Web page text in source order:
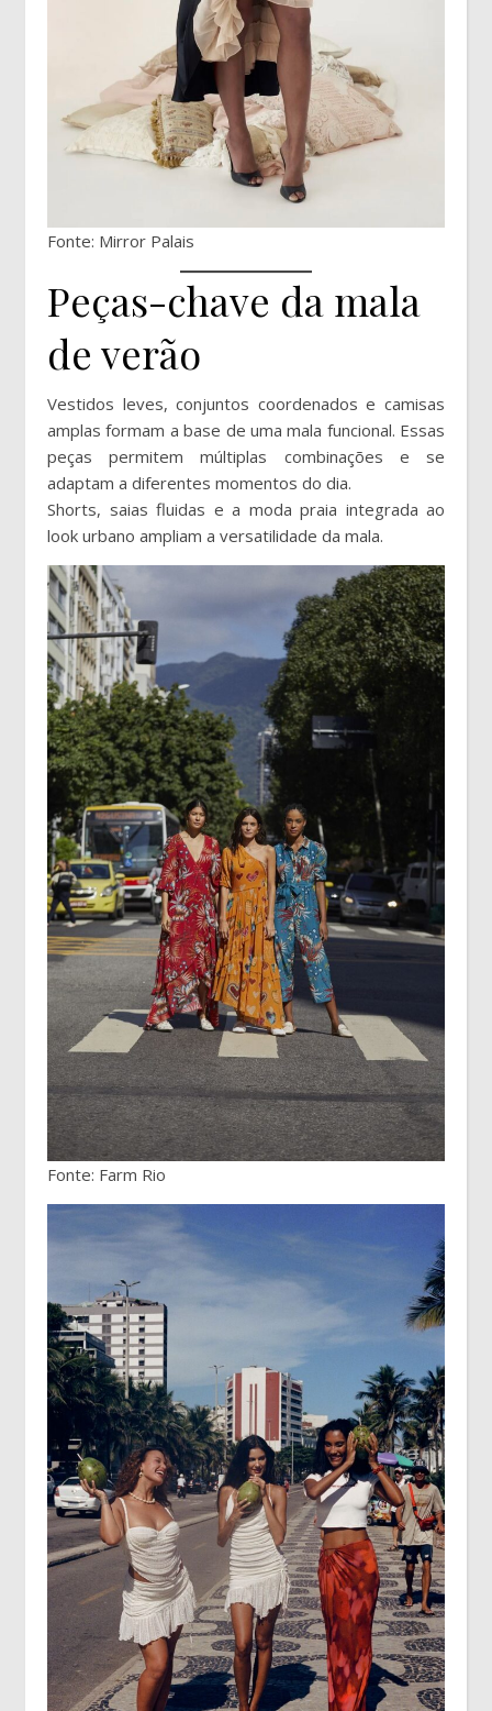
Fonte: Mirror Palais
Peças-chave da mala
de verão
Vestidos leves, conjuntos coordenados e camisas
amplas formam a base de uma mala funcional. Essas
peças permitem múltiplas combinações e se
adaptam a diferentes momentos do dia.
Shorts, saias fluidas e a moda praia integrada ao
look urbano ampliam a versatilidade da mala.
Fonte: Farm Rio